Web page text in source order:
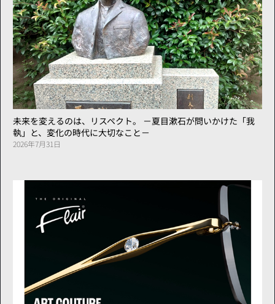
未来を変えるのは、リスペクト。 －夏目漱石が問いかけた「我
執」と、変化の時代に大切なこと－
2026年7月31日